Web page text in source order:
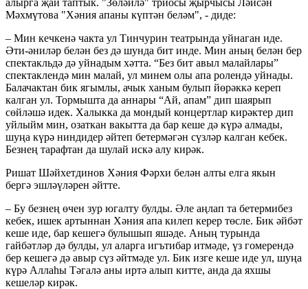
Мәхмүтова "Хәния апаны күптән беләм", - диде:
– Мин кечкенә чакта ул Тинчурин театрында уйнаган иде.
Әти-әниләр белән без дә шунда бит инде. Мин аның белән бер
спектакльдә дә уйнадым хәтта. “Без бит авыл малайлары”
спектаклендә мин малай, ул минем олы апа ролендә уйнады.
Балачактан бик ягымлы, ачык ханым булып йөрәккә кереп
калган ул. Тормышта да аннары “Ай, апам” дип шаярып
сөйләшә идек. Халыкка да мондый концертлар кирәктер дип
уйлыйм мин, озаткан вакытта да бар кеше дә күрә алмады,
шуңа күрә ниндидер әйтеп бетермәгән сүзләр калган кебек.
Безнең тарафтан да шулай искә алу кирәк.
Ришат Шәйхетдинов Хәния Фәрхи белән алты елга якын
бергә эшләүләрен әйтте.
– Бу безнең өчен зур югалту булды. Әле аңлап та бетермибез
кебек, ишек артыннан Хәния апа килеп керер төсле. Бик әйбәт
кеше иде, бар кешегә булышып яшәде. Аның турында
гайбәтләр дә булды, ул аларга игътибар итмәде, үз гомерендә
бер кешегә дә авыр сүз әйтмәде ул. Бик изге кеше иде ул, шуңа
күрә Аллаһы Тәгалә аны иртә алып китте, анда да яхшы
кешеләр кирәк.